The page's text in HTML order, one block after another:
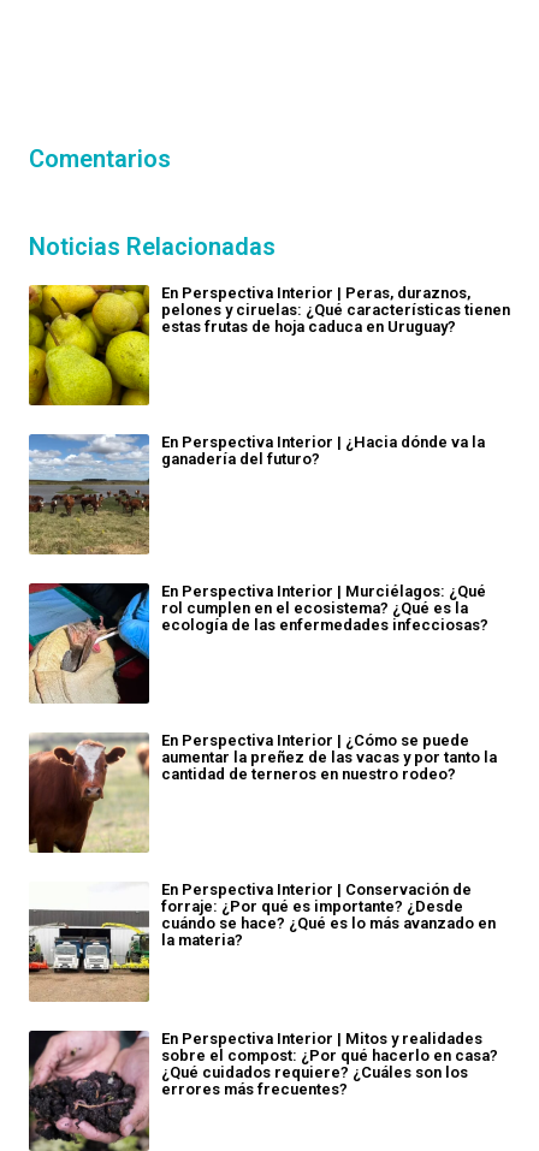
Comentarios
Noticias Relacionadas
En Perspectiva Interior | Peras, duraznos,
pelones y ciruelas: ¿Qué características tienen
estas frutas de hoja caduca en Uruguay?
En Perspectiva Interior | ¿Hacia dónde va la
ganadería del futuro?
En Perspectiva Interior | Murciélagos: ¿Qué
rol cumplen en el ecosistema? ¿Qué es la
ecología de las enfermedades infecciosas?
En Perspectiva Interior | ¿Cómo se puede
aumentar la preñez de las vacas y por tanto la
cantidad de terneros en nuestro rodeo?
En Perspectiva Interior | Conservación de
forraje: ¿Por qué es importante? ¿Desde
cuándo se hace? ¿Qué es lo más avanzado en
la materia?
En Perspectiva Interior | Mitos y realidades
sobre el compost: ¿Por qué hacerlo en casa?
¿Qué cuidados requiere? ¿Cuáles son los
errores más frecuentes?